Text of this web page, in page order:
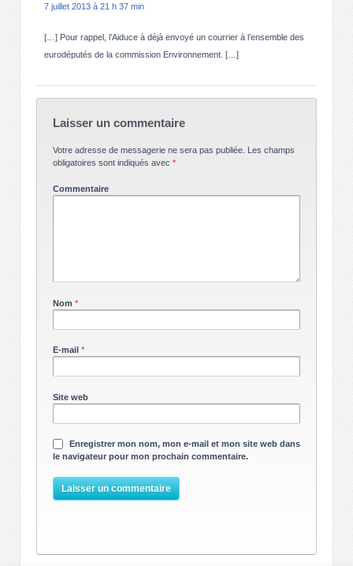
7 juillet 2013 à 21 h 37 min
[…] Pour rappel, l’Aiduce à déjà envoyé un courrier à l’ensemble des
eurodéputés de la commission Environnement. […]
Laisser un commentaire
Votre adresse de messagerie ne sera pas publiée. Les champs
obligatoires sont indiqués avec *
Commentaire
Nom *
E-mail *
Site web
Enregistrer mon nom, mon e-mail et mon site web dans
le navigateur pour mon prochain commentaire.